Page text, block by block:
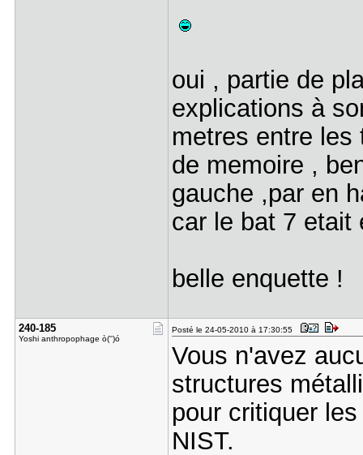
oui , partie de
explications à
metres entre
de memoire ,
gauche ,par en
car le bat 7
belle enquette !
240-185
Yoshi anthropophage ò('')ó
Posté le 24-05-2010 à 17:30:55
Vous n'avez
structures
pour critiquer
NIST.